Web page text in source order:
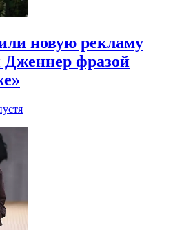
новую рекламу
Дженнер фразой